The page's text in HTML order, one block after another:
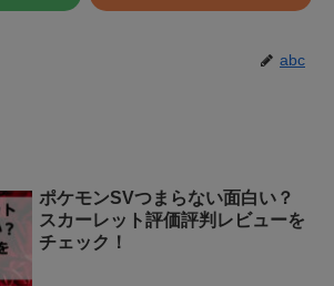
abc
ポケモンSVつまらない面白い？
スカーレット評価評判レビューを
チェック！